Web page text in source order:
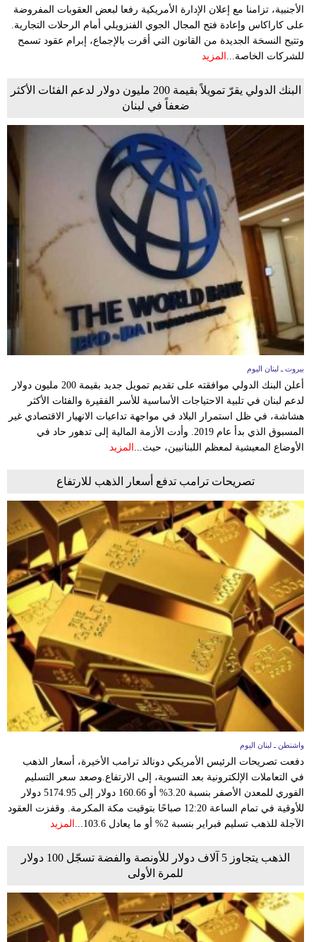
الأجنبية، تزامنا مع إعلان الإدارة الأمريكية رفعا لبعض العقوبات المفروضة
على كاراكاس وإعادة فتح المجال الجوي الفنزويلي أمام الرحلات التجارية.
وتتيح النسخة الجديدة من القانون التي أقرت بالإجماع، إبرام عقود تسمح
للشركات الخاصة... المزيد
البنك الدولي يقرّ تمويلاً بقيمة 200 مليون دولار لدعم الفئات الأكثر
ضعفاً في لبنان
بيروت ـ لبنان اليوم
أعلن البنك الدولي موافقته على تقديم تمويل جديد بقيمة 200 مليون دولار
لدعم لبنان في تلبية الاحتياجات الأساسية للأسر الفقيرة والفئات الأكثر
هشاشة، في ظل استمرار البلاد في مواجهة تداعيات الانهيار الاقتصادي غير
المسبوق الذي بدأ عام 2019. وأدت الأزمة المالية إلى تدهور حاد في
الأوضاع المعيشية لمعظم اللبنانيين، حيث... المزيد
تصريحات ترامب تدفع أسعار الذهب للارتفاع
واشنطن ـ لبنان اليوم
دفعت تصريحات الرئيس الأمريكي دونالد ترامب الأخيرة، أسعار الذهب
في التعاملات الإلكترونية بعد التسوية، إلى الارتفاع.وصعد سعر التسليم
الفوري للمعدن الأصفر بنسبة 3.20% أو 160.66 دولار إلى 5174.95 دولار
للأوقية في تمام الساعة 12:20 صباحًا بتوقيت مكة المكرمة. وقفزت العقود
الآجلة للذهب تسليم فبراير بنسبة 2% أو ما يعادل 103.6...
المزيد
الذهب يتجاوز 5 آلاف دولار للأونصة والفضة تسجّل 100 دولار
للمرة الأولى